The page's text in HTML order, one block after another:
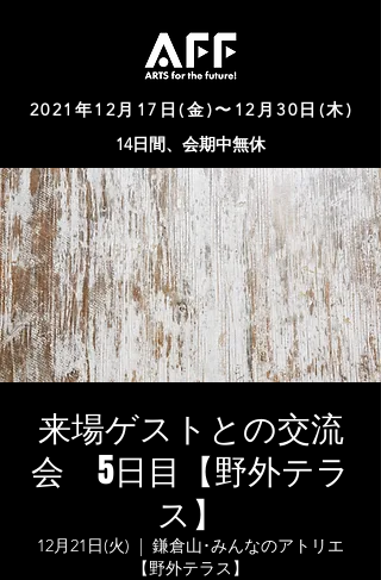
2021年12月17日(金)〜12月30日(木)
14日間、会期中無休
来場ゲストとの交流
会 5日目【野外テラ
ス】
12月21日(火)
  |
鎌倉山･みんなのアトリエ
【野外テラス】